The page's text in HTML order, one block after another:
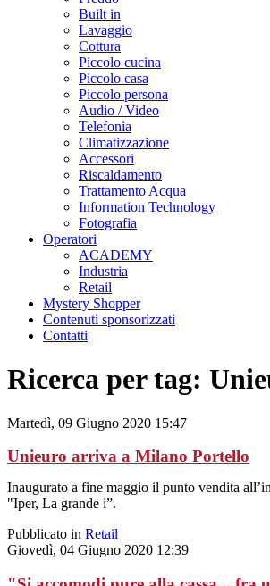
Built in
Lavaggio
Cottura
Piccolo cucina
Piccolo casa
Piccolo persona
Audio / Video
Telefonia
Climatizzazione
Accessori
Riscaldamento
Trattamento Acqua
Information Technology
Fotografia
Operatori
ACADEMY
Industria
Retail
Mystery Shopper
Contenuti sponsorizzati
Contatti
Ricerca per tag:
Martedì, 09 Giugno 2020 15:47
Unieuro arriva a Milano Portello
Inaugurato a fine maggio il punto vendita
"Iper, La grande i”.
Pubblicato in Retail
Giovedì, 04 Giugno 2020 12:39